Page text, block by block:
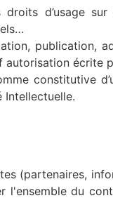
d’usage
publication,
écrite
constitutive
(partenaires,
l'ensemble du